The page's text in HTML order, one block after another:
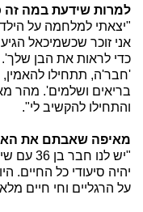
למרות שידעת במה זה
"יצאתי למלחמה על
אני זוכר שכשמיכאל
כדי לראות את הבן
'חבר'ה, תתחילו
בריאים ושלמים'. מהר
והתחילו להקשיב לי".
מאיפה שאבתם את
"יש לנו
יהיה סיעודי כל החיים.
על הרגליים וחי חיים